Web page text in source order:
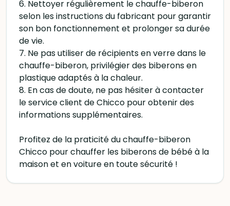
6. Nettoyer régulièrement le chauffe-biberon
selon les instructions du fabricant pour garantir
son bon fonctionnement et prolonger sa durée
de vie.
7. Ne pas utiliser de récipients en verre dans le
chauffe-biberon, privilégier des biberons en
plastique adaptés à la chaleur.
8. En cas de doute, ne pas hésiter à contacter
le service client de Chicco pour obtenir des
informations supplémentaires.
Profitez de la praticité du chauffe-biberon
Chicco pour chauffer les biberons de bébé à la
maison et en voiture en toute sécurité !